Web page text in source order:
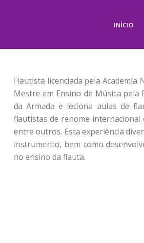
INÍCIO
Flautista licenciada pela
Mestre em Ensino de Música pela
da Armada e leciona aulas de
flautistas de renome internacional
entre outros. Esta experiência
instrumento, bem como
no ensino da flauta.